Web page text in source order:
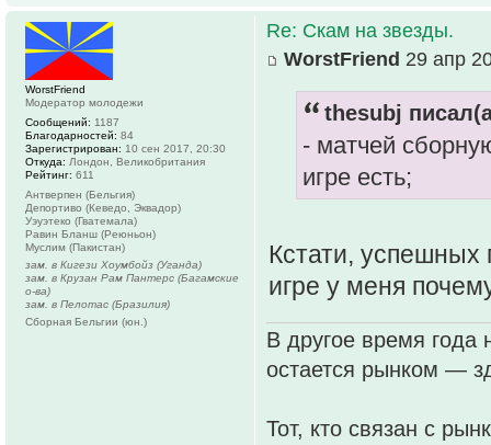
Re: Скам на звезды.
WorstFriend 29 апр
thesubj
- матчей
игре есть;
Кстати, успешных
игре у меня
В другое время года
остается рынком —
Тот, кто связан с
WorstFriend
Модератор молодежи
Сообщений: 1187
Благодарностей: 84
Зарегистрирован: 10 сен 2017, 20:30
Откуда: Лондон, Великобритания
Рейтинг: 611
Антверпен (Бельгия)
Депортиво (Кеведо, Эквадор)
Уэуэтеко (Гватемала)
Равин Бланш (Реюньон)
Муслим (Пакистан)
зам. в Кигези Хоумбойз (Уганда)
зам. в Крузан Рам Пантерс (Багамские
о-ва)
зам. в Пелотас (Бразилия)
Сборная Бельгии (юн.)